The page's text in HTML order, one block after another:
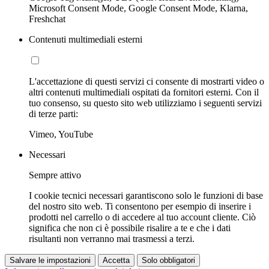
Microsoft Consent Mode, Google Consent Mode, Klarna,
Freshchat
Contenuti multimediali esterni
L'accettazione di questi servizi ci consente di mostrarti video o
altri contenuti multimediali ospitati da fornitori esterni. Con il
tuo consenso, su questo sito web utilizziamo i seguenti servizi
di terze parti:
Vimeo, YouTube
Necessari
Sempre attivo
I cookie tecnici necessari garantiscono solo le funzioni di base
del nostro sito web. Ti consentono per esempio di inserire i
prodotti nel carrello o di accedere al tuo account cliente. Ciò
significa che non ci è possibile risalire a te e che i dati
risultanti non verranno mai trasmessi a terzi.
Salvare le impostazioni Accetta Solo obbligatori